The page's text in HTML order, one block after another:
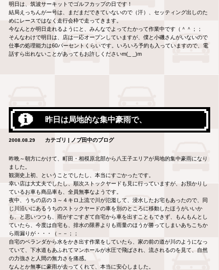
明日は、筑波サーキットでゴルフカップの日です！
結局えっちんがー号は、まだまだできていないので（汗）、セッティング出しのた
めにレースではなく走行会枠で走ってきます。
今なんとか明日走れるようにと、みんなでよってたかって作業中です（＾＾；；
そんなわけで明日は、店は一応オープンしていますが、僕と小磯さんがいないので
仕事の処理能力は60パーセントくらいです。いろいろ予約も入っていますので、電
話すら出れないことがあってもお許しくださいm(_ _)m
昨日は局地的な集中豪雨で、
2008.08.29 カテゴリ | ノブ田中のブログ
昨晩～朝方にかけて、町田・相模原北部から八王子エリアが局地的集中豪雨になり
ました。
観測史上初、ということでしたし、本当にすごかったです。
幸い店は大丈夫でしたし、順次ストックヤードも見に行っていますが、お預かりし
ているお車も商品車も、全員無事なようです。
夜中、うちの店の３～４キロ上流で川が氾濫して、浸水したお宅もあったので、同
じ川沿いにあるうちのストックヤードの車を別のところに移動したほうがいいか
も、と思いつつも、雨がすごすぎて自宅から車を出すこともできず、もんもんとし
ていたら、今度は自宅も、排水の限界よりも雨量のほうが勝ってしまいあちこちか
ら雨漏りが・・・（－－；；
自宅のベランダから水をかき出す作業をしていたら、家の前の道が川のようになっ
ていて、下水道もあふれてマンホールが水圧で飛ばされ、流されるのを見て、自然
の力強さと人間の無力さを痛感。
なんとか無事に豪雨が去ってくれて、本当に安心しました。